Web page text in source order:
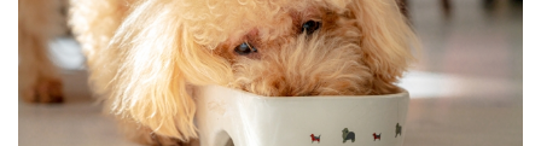
フィラリア症
フィードバック
フェッチプレイ
フケ
フラストレーション
フリスビー
フリーズ
フロントクリップ
フロントクリップハーネス
フローディング